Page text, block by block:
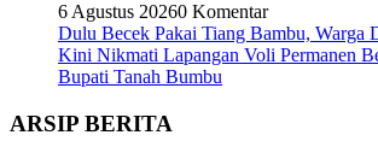
6 Agustus 20260 Komentar
Dulu Becek Pakai Tiang Bambu, Warga
Kini Nikmati Lapangan Voli Permanen
Bupati Tanah Bumbu
ARSIP BERITA